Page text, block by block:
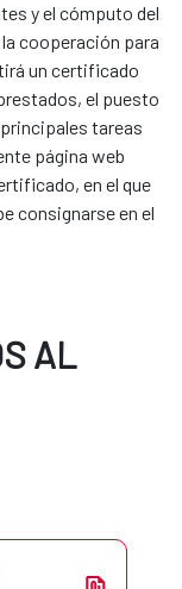
y el cómputo del
cooperación para
un certificado
el puesto
tareas
página web
en el que
consignarse en el
AL